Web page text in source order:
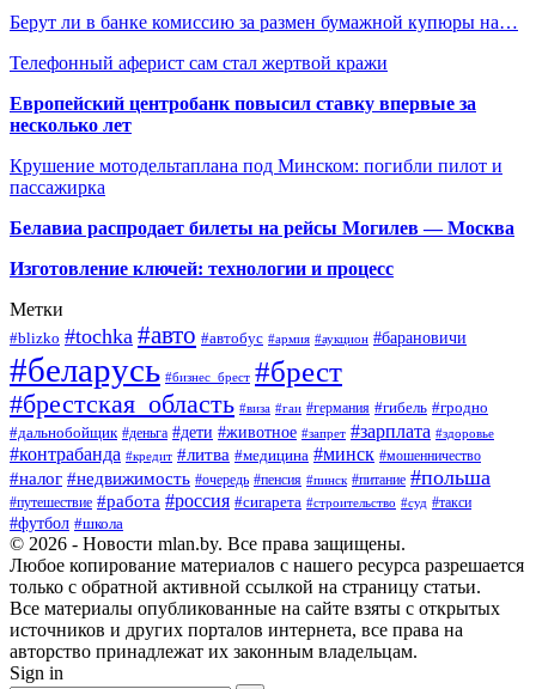
Берут ли в банке комиссию за размен бумажной купюры на…
Телефонный аферист сам стал жертвой кражи
Европейский центробанк повысил ставку впервые за
несколько лет
Крушение мотодельтаплана под Минском: погибли пилот и
пассажирка
Белавиа распродает билеты на рейсы Могилев — Москва
Изготовление ключей: технологии и процесс
Метки
#blizko #tochka #авто #автобус #армия #аукцион #барановичи
#беларусь #бизнес_брест #брест
#брестская_область #виза #гаи #германия #гибель #гродно
#дальнобойщик #деньга #дети #животное #запрет #зарплата #здоровье
#контрабанда #кредит #литва #медицина #минск #мошенничество
#налог #недвижимость #очередь #пенсия #пинск #питание #польша
#путешествие #работа #россия #сигарета #строительство #суд #такси
#футбол #школа
© 2026 - Новости mlan.by. Все права защищены.
Любое копирование материалов с нашего ресурса разрешается
только с обратной активной ссылкой на страницу статьи.
Все материалы опубликованные на сайте взяты с открытых
источников и других порталов интернета, все права на
авторство принадлежат их законным владельцам.
Sign in